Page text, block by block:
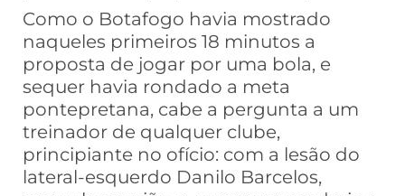
Como o Botafogo havia mostrado
naqueles primeiros 18 minutos a
proposta de jogar por uma bola, e
sequer havia rondado a meta
pontepretana, cabe a pergunta a um
treinador de qualquer clube,
principiante no ofício: com a lesão do
lateral-esquerdo Danilo Barcelos,